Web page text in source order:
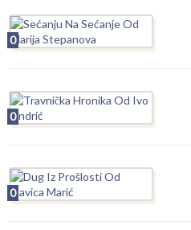
0
0
0